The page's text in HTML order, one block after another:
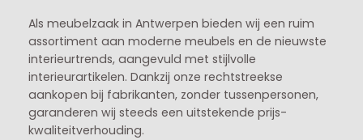
Als meubelzaak in Antwerpen bieden wij een ruim
assortiment aan moderne meubels en de nieuwste
interieurtrends, aangevuld met stijlvolle
interieurartikelen. Dankzij onze rechtstreekse
aankopen bij fabrikanten, zonder tussenpersonen,
garanderen wij steeds een uitstekende prijs-
kwaliteitverhouding.